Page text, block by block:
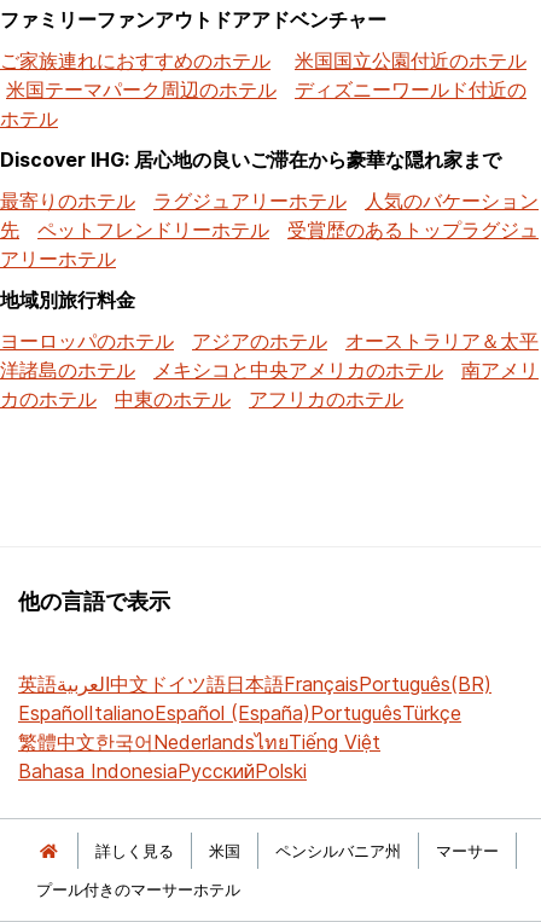
ファミリーファンアウトドアアドベンチャー
ご家族連れにおすすめのホテル
米国国立公園付近のホテル
米国テーマパーク周辺のホテル
ディズニーワールド付近の
ホテル
Discover IHG: 居心地の良いご滞在から豪華な隠れ家まで
最寄りのホテル
ラグジュアリーホテル
人気のバケーション
先
ペットフレンドリーホテル
受賞歴のあるトップラグジュ
アリーホテル
地域別旅行料金
ヨーロッパのホテル
アジアのホテル
オーストラリア＆太平
洋諸島のホテル
メキシコと中央アメリカのホテル
南アメリ
カのホテル
中東のホテル アフリカのホテル
他の言語で表示
英語العربية中文 ドイツ語日本語FrançaisPortuguês(BR)
EspañolItalianoEspañol (España)PortuguêsTürkçe
繁體中文한국어NederlandsไทยTiếng Việt
Bahasa IndonesiaРусскийPolski
詳しく見る 米国 ペンシルバニア州
マーサー
プール付きのマーサーホテル